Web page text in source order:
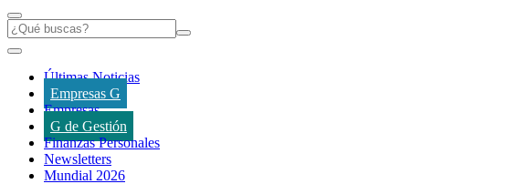
Últimas Noticias
Empresas G
Empresas
G de Gestión
Finanzas Personales
Newsletters
Mundial 2026